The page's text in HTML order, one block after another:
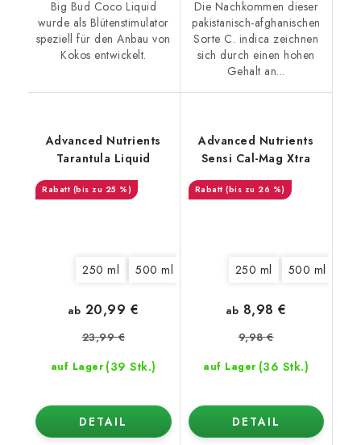
Big Bud Coco Liquid
wurde als Blütenstimulator
speziell für den Anbau von
Kokos entwickelt.
Die Nachkommen dieser
pakistanisch-afghanischen
Sorte C. indica zeichnen
sich durch einen hohen
Gehalt an...
Advanced Nutrients
Tarantula Liquid
(bis zu 25 %)
250 ml 500 ml 10 l 20 l
auf Lager (39 Stk.)
ab 20,99 €
23,99 €
DETAIL
Advanced Nutrients
Sensi Cal-Mag Xtra
(bis zu 26 %)
250 ml 500 ml
auf Lager (36 Stk.)
ab 8,98 €
9,98 €
DETAIL